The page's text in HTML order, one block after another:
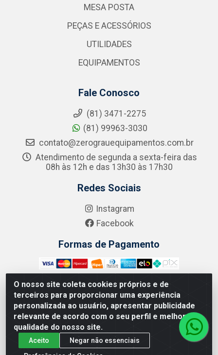
O nosso site coleta cookies próprios e de
terceiros para proporcionar uma experiência
personalizada ao usuário, apresentar publicidade
relevante de acordo com o seu perfil e melhorar a
qualidade do nosso site.
Aceito
Negar não essenciais
MESA POSTA
PEÇAS E ACESSÓRIOS
UTILIDADES
EQUIPAMENTOS
Fale Conosco
(81) 3471-2275
(81) 99963-3030
contato@zerograuequipamentos.com.br
Atendimento de segunda a sexta-feira das
08h às 12h e das 13h30 às 17h30
Redes Sociais
Instagram
Facebook
Formas de Pagamento
Zero Grau - Rua Jean Emile Favre, 746 - Ipsep,
Recife/PE - CEP 51.190-450 - CNPJ 09.132.989/0001-61